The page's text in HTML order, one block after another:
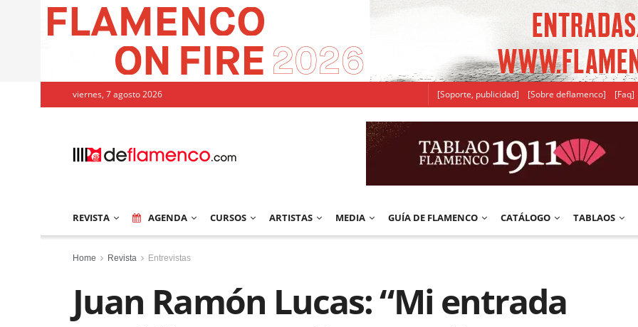
viernes, 7 agosto 2026 [Soporte, publicidad] [Sobre deflamenco] [Faq]
REVISTA AGENDA CURSOS ARTISTAS MEDIA GUÍA DE FLAMENCO CATÁLOGO TABLAOS
Home Revista Entrevistas
Juan Ramón Lucas: “Mi entrada